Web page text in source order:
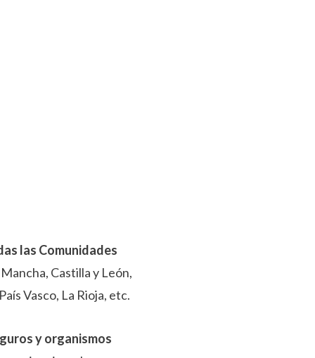
las Comunidades
Castilla y León,
Vasco, La Rioja, etc.
y organismos